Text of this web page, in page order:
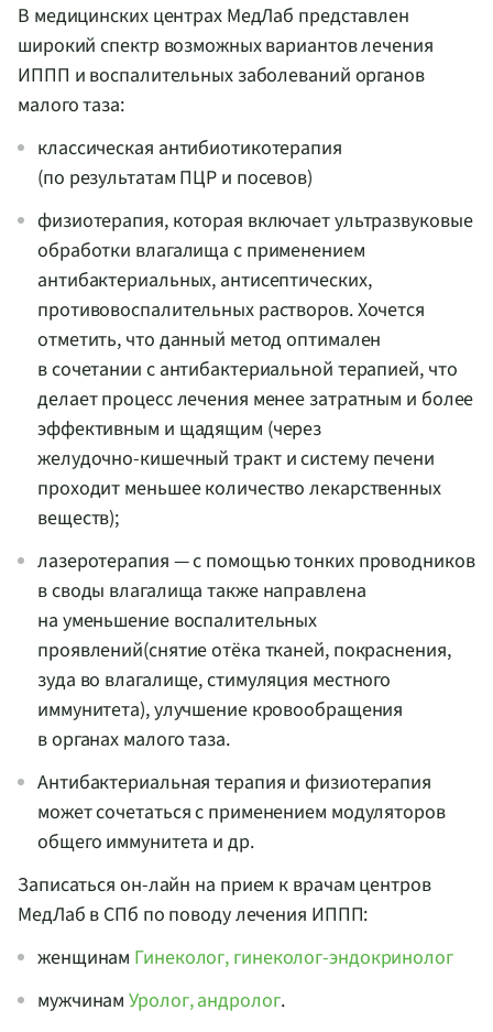
В медицинских центрах МедЛаб представлен
широкий спектр возможных вариантов лечения
ИППП и воспалительных заболеваний органов
малого таза:
классическая антибиотикотерапия
(по результатам ПЦР и посевов)
физиотерапия, которая включает ультразвуковые
обработки влагалища с применением
антибактериальных, антисептических,
противовоспалительных растворов. Хочется
отметить, что данный метод оптимален
в сочетании с антибактериальной терапией, что
делает процесс лечения менее затратным и более
эффективным и щадящим (через
желудочно-кишечный тракт и систему печени
проходит меньшее количество лекарственных
веществ);
лазеротерапия — с помощью тонких проводников
в своды влагалища также направлена
на уменьшение воспалительных
проявлений(снятие отёка тканей, покраснения,
зуда во влагалище, стимуляция местного
иммунитета), улучшение кровообращения
в органах малого таза.
Антибактериальная терапия и физиотерапия
может сочетаться с применением модуляторов
общего иммунитета и др.
Записаться он-лайн на прием к врачам центров
МедЛаб в СПб по поводу лечения ИППП:
женщинам Гинеколог, гинеколог-эндокринолог
мужчинамУролог, андролог.